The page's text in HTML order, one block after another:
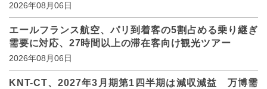
2026年08月06日
エールフランス航空、パリ到着客の5割占める乗り継ぎ
需要に対応、27時間以上の滞在客向け観光ツアー
2026年08月06日
KNT-CT、2027年3月期第1四半期は減収減益 万博需